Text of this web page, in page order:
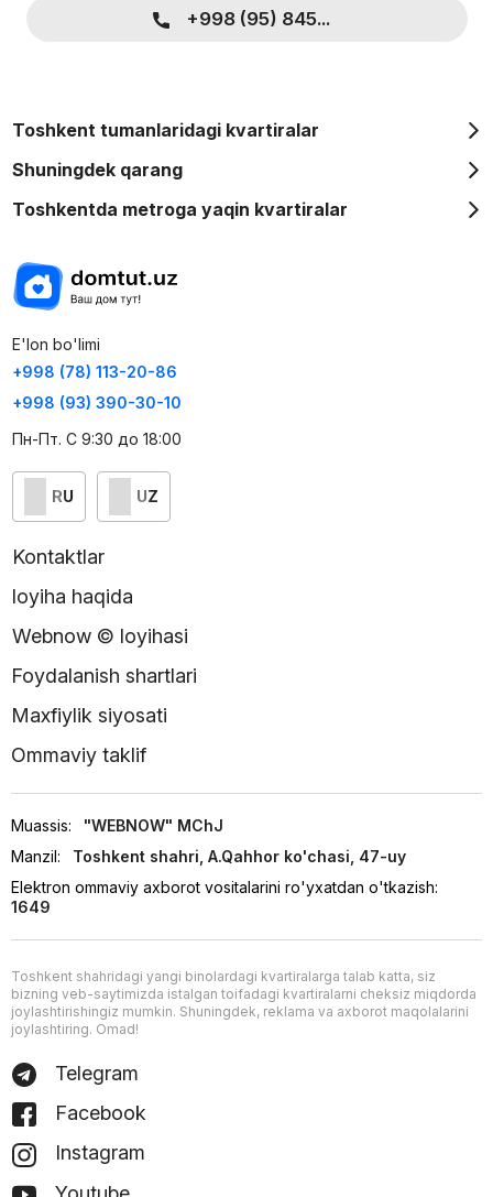
+998 (95) 845...
Toshkent tumanlaridagi kvartiralar
Shuningdek qarang
Toshkentda metroga yaqin kvartiralar
E'lon bo'limi
+998 (78) 113-20-86
+998 (93) 390-30-10
Пн-Пт. С 9:30 до 18:00
RU UZ
Kontaktlar
loyiha haqida
Webnow © loyihasi
Foydalanish shartlari
Maxfiylik siyosati
Ommaviy taklif
Muassis:
"WEBNOW" MChJ
Manzil:
Toshkent shahri, A.Qahhor ko'chasi, 47-uy
Elektron ommaviy axborot vositalarini ro'yxatdan o'tkazish:
1649
Toshkent shahridagi yangi binolardagi kvartiralarga talab katta, siz
bizning veb-saytimizda istalgan toifadagi kvartiralarni cheksiz miqdorda
joylashtirishingiz mumkin. Shuningdek, reklama va axborot maqolalarini
joylashtiring. Omad!
Telegram
Facebook
Instagram